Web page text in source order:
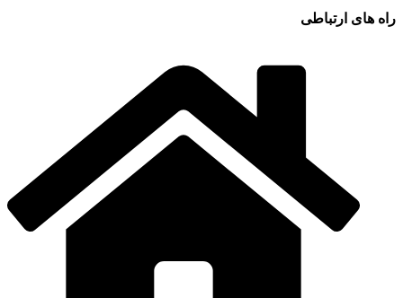
راه های ارتباطی